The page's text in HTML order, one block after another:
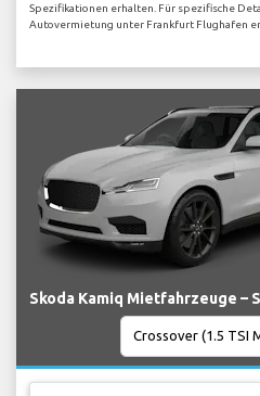
Spezifikationen erhalten. Für spezifische
Autovermietung unter Frankfurt Flughafen
Skoda Kamiq Mietfahrzeuge –